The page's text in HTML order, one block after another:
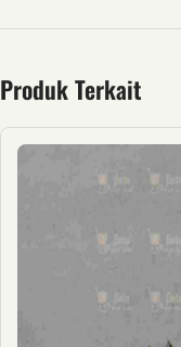
Produk Terkait